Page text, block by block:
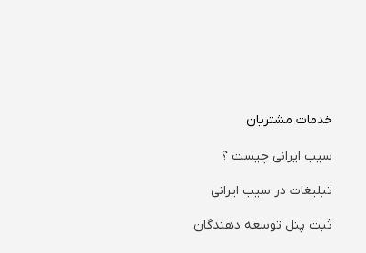
خدمات مشتریان
سیب ایرانی چیست ؟
تبلیغات در سیب ایرانی
ثبت پنل توسعه دهندگان